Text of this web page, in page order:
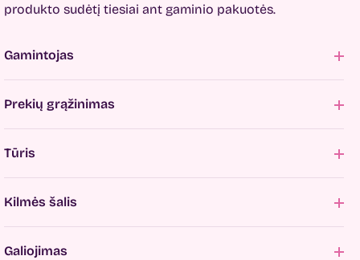
produkto sudėtį tiesiai ant gaminio pakuotės.
Gamintojas
Prekių grąžinimas
Tūris
Kilmės šalis
Galiojimas